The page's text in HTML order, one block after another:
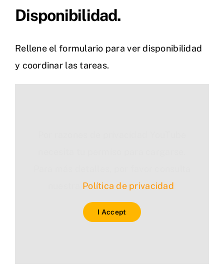
Disponibilidad.
Rellene el formulario para ver disponibilidad
y coordinar las tareas.
Política de privacidad
I Accept